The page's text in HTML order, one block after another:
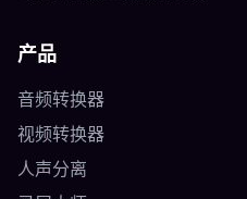
产品
音频转换器
视频转换器
人声分离